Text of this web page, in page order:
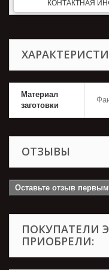
КОНТАКТНАЯ
Материал
заготовки
ОТЗЫВЫ
Оставьте отзыв
ПОКУПАТЕЛИ
ПРИОБРЕЛИ: